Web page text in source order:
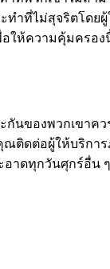
ทำที่ไม่สุจริตโดย
ให้ความคุ้มครอ
นของพวกเขาคว
ดต่อผู้ให้บริการ
าดทุกวันศุกร์อื่น